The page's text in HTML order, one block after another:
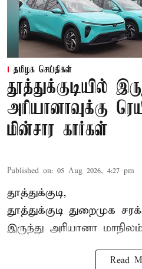
தமிழக செய்திகள்
தூத்துக்குடியில்
அரியானாவுக்கு
மின்சார கார்கள்
Published on: 05 Aug 2026, 4:27 pm
தூத்துக்குடி,
தூத்துக்குடி துறைமுக
இருந்து அரியானா
Read